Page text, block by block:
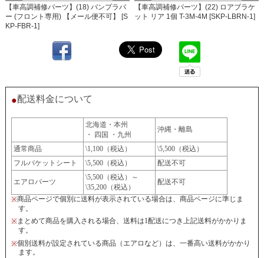
【車高調補修パーツ】(18) バンプラバ
ー (フロント専用) 【メール便不可】 [S
KP-FBR-1]
【車高調補修パーツ】(22) ロアブラケ
ット リア 1個 T-3M-4M [SKP-LBRN-1]
●配送料金について
北海道・本州
・ 四国 ・九州
沖縄・離島
通常商品 \1,100（税込）
\5,500（税込）
フルバケットシート
\5,500（税込） 配送不可
エアロパーツ
\5,500（税込）～
\35,200（税込）
配送不可
※商品ページで個別に送料が表示されている場合は、商品ページに準じま
す。
※まとめて商品を購入される場合、送料は1配送につき上記送料がかかりま
す。
※個別送料が設定されている商品（エアロなど）は、一番高い送料がかかり
ます。